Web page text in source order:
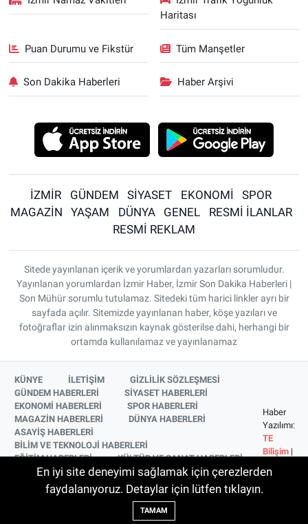
Haritası
Puan Durumu ve Fikstür Tüm Manşetler
Son Dakika Haberleri Haber Arşivi
İZMİR GÜNDEM SİYASET EKONOMİ
SPOR
MAGAZİN
YAŞAM DÜNYA GENEL
RESMİ İLANLAR
RESMİ REKLAM
Sitede yayınlanan içerik ve yorumlardan yazarları sorumludur.
Yayınlanan yorumlardan İzmir Haber, İzmir Son Dakika Haberleri |
Son Mühür sorumlu tutulamaz. Sitedeki tüm harici linkler ayrı bir
sayfada açılır. Sitemizde yayınlanan haber, köşe yazıları ve
fotoğraflar izin alınmaksızın kaynak gösterilse dahi, herhangi bir
ortamda kullanılamaz ve yayınlanamaz
KÜNYE İLETİŞİM
GİZLİLİK SÖZLEŞMESİ
GÜNDEM HABERLERİ
SİYASET HABERLERİ
EKONOMİ HABERLERİ
SPOR HABERLERİ
MAGAZİN HABERLERİ
DÜNYA HABERLERİ
ASAYİŞ HABERLERİ
BİLİM VE TEKNOLOJİ HABERLERİ
EĞİTİM HABERLERİ
KÜLTÜR VE SANAT HABERLERİ
SAĞLIK HABERLERİ
YAŞAM HABERLERİ
YEREL HABERLER
İZMİR HABERLERİ
SİNEMA VE TELEVİZYON HABERLERİ
Haber
Yazılımı:
TE
Bilişim |
© 2026
En iyi site deneyimi sağlamak için çerezlerden
faydalanıyoruz. Detaylar için lütfen tıklayın.
TAMAM